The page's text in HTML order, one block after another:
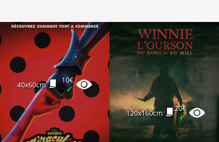
40x60cm
10€
✔
120x160cm
20€
✔